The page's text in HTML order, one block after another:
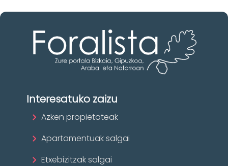
Interesatuko zaizu
Azken propietateak
Apartamentuak salgai
Etxebizitzak salgai